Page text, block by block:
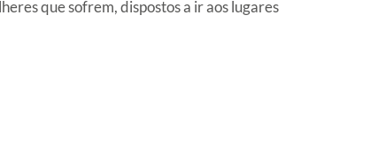
que sofrem, dispostos a ir aos lugares